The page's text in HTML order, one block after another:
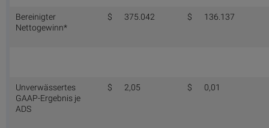
Bereinigter
Nettogewinn*
$ 375.042 $ 136.137
Unverwässertes
GAAP-Ergebnis je
ADS
$ 2,05 $ 0,01